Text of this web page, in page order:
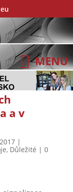
a v
|
, Důležité | 0